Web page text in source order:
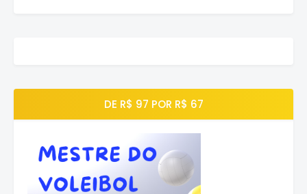
DE R$ 97 POR R$ 67